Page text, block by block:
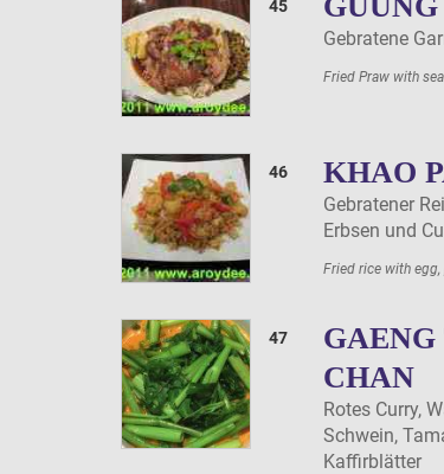
45
Gebratene
Fried Praw with
46 KHAO
Gebratener
Erbsen und
Fried rice with egg,
47
CHAN
Rotes Curry,
Schwein,
Kaffirblätter